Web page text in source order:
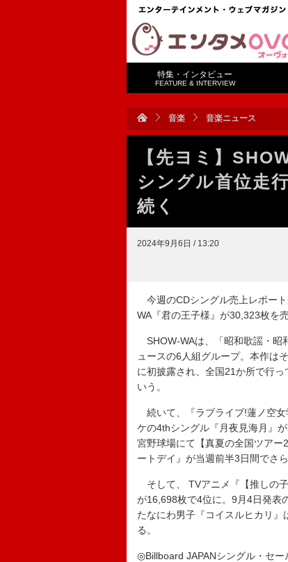
特集・インタビュー
FEATURE & INTERVIEW
音楽 音楽ニュース
【先ヨミ】
シングル首位走
続く
2024年9月6日 / 13:20
今週のCDシングル売上レポー
WA『君の王子様』が30,323枚を
SHOW-WAは、「昭和歌謡・昭
ュースの6人組グループ。本作は
に初披露され、全国21か所で行
いう。
続いて、『ラブライブ!蓮ノ空女
ケの4thシングル『月夜見海月』
宮野球場にて【真夏の全国ツア
ートデイ』が当週前半3日間でさ
そして、 TVアニメ『【推しの
が16,698枚で4位に。9月4日発表
たなにわ男子『コイスルヒカリ
る。
◎Billboard JAPANシングル・セー